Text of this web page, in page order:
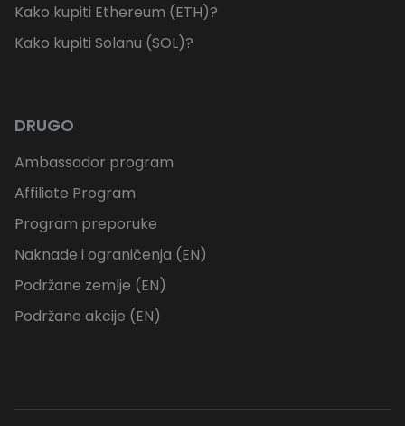
Kako kupiti Ethereum (ETH)?
Kako kupiti Solanu (SOL)?
DRUGO
Ambassador program
Affiliate Program
Program preporuke
Naknade i ograničenja (EN)
Podržane zemlje (EN)
Podržane akcije (EN)